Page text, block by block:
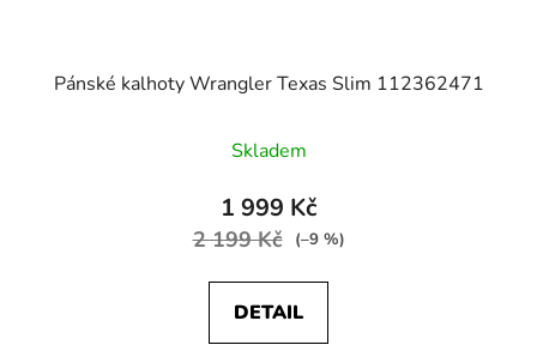
Pánské kalhoty Wrangler Texas Slim 112362471
Skladem
1 999 Kč
2 199 Kč (–9 %)
DETAIL